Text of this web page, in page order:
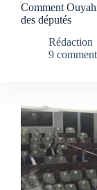
Comment
des députés
Rédaction
9